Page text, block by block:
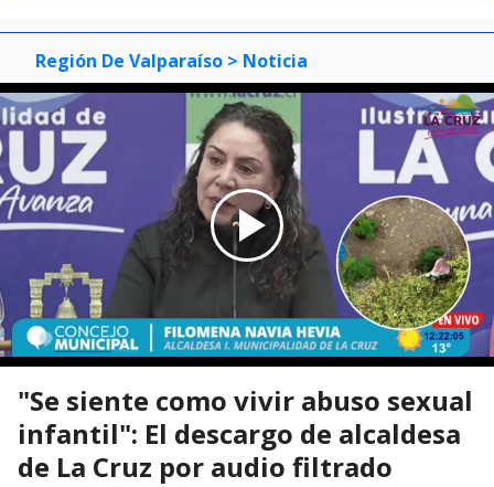
Región De Valparaíso > Noticia
"Se siente como vivir abuso sexual
infantil": El descargo de alcaldesa
de La Cruz por audio filtrado